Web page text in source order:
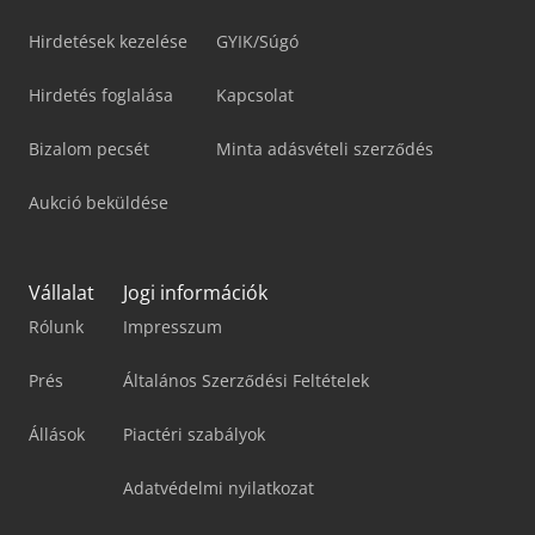
Hirdetések kezelése
Hirdetés foglalása
Bizalom pecsét
Aukció beküldése
GYIK/Súgó
Kapcsolat
Minta adásvételi szerződés
Vállalat
Rólunk
Prés
Állások
Jogi információk
Impresszum
Általános Szerződési Feltételek
Piactéri szabályok
Adatvédelmi nyilatkozat